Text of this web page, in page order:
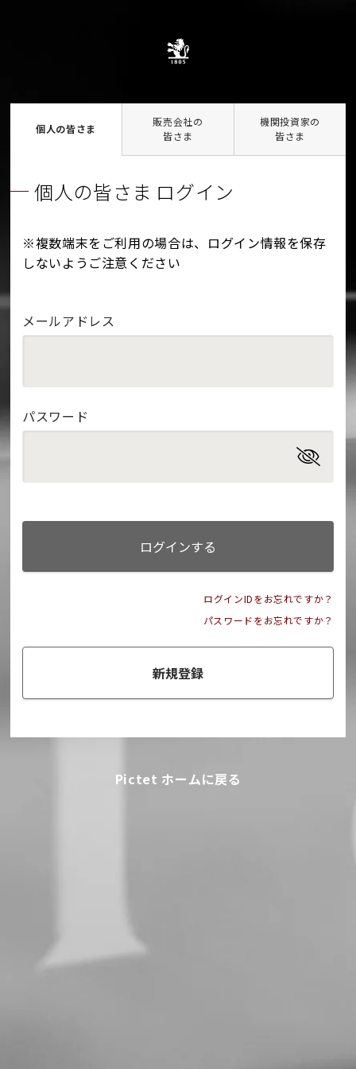
個人の皆さま
販売会社の
皆さま
機関投資家の
皆さま
個人の皆さま ログイン
※複数端末をご利用の場合は、ログイン情報を保存
しないようご注意ください
メールアドレス
パスワード
ログインする
ログインIDをお忘れですか？
パスワードをお忘れですか？
新規登録
Pictet ホームに戻る